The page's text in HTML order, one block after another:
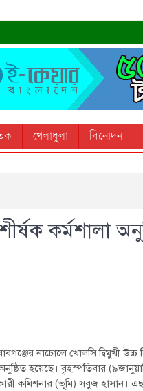
খেলাধুলা বিনোদন
কর্মশালা
নাচোলে খোলসি দ্বিমুখী উচ্চ
হয়েছে। বৃহস্পতিবার
কমিশনার (ভূমি) সবুজ হাসান।